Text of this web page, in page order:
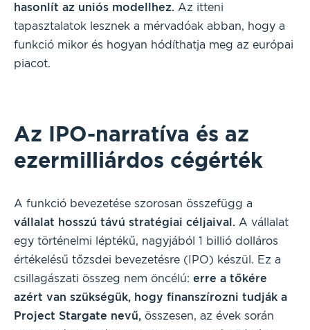
hasonlít az uniós modellhez. Az itteni
tapasztalatok lesznek a mérvadóak abban, hogy a
funkció mikor és hogyan hódíthatja meg az európai
piacot.
Az IPO-narratíva és az
ezermilliárdos cégérték
A funkció bevezetése szorosan összefügg a
vállalat hosszú távú stratégiai céljaival. A vállalat
egy történelmi léptékű, nagyjából 1 billió dolláros
értékelésű tőzsdei bevezetésre (IPO) készül. Ez a
csillagászati összeg nem öncélú: erre a tőkére
azért van szükségük, hogy finanszírozni tudják a
Project Stargate nevű, összesen, az évek során